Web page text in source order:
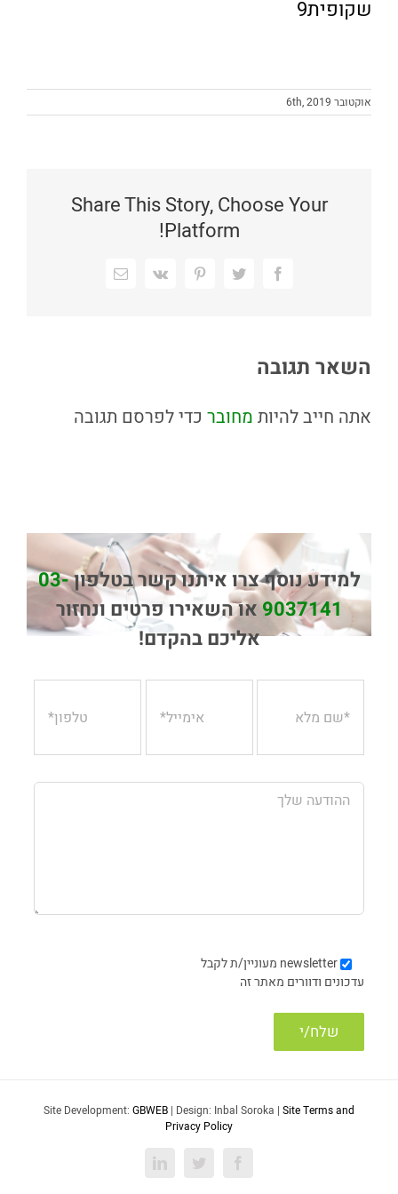
שקופית9
אוקטובר 6th, 2019
Share This Story, Choose Your
Platform!
Facebook
Twitter
Pinterest
Vk
כתובת
השאר תגובה
אתה חייב להיות מחובר כדי לפרסם תגובה
למידע נוסף צרו איתנו קשר בטלפון03-
9037141או השאירו פרטים ונחזור
אליכם בהקדם!
newsletter מעוניין/ת לקבל
עדכונים ודוורים מאתר זה
Site Development: GBWEB | Design: Inbal Soroka | Site Terms and
Privacy Policy
Facebook
Twitter
LinkedIn